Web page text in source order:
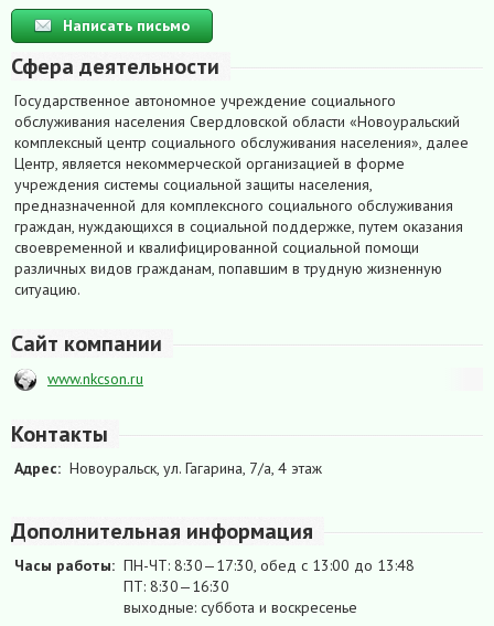
Написать письмо
Сфера деятельности
Государственное автономное учреждение социального
обслуживания населения Свердловской области «Новоуральский
комплексный центр социального обслуживания населения», далее
Центр, является некоммерческой организацией в форме
учреждения системы социальной защиты населения,
предназначенной для комплексного социального обслуживания
граждан, нуждающихся в социальной поддержке, путем оказания
своевременной и квалифицированной социальной помощи
различных видов гражданам, попавшим в трудную жизненную
ситуацию.
Сайт компании
www.nkcson.ru
Контакты
Адрес: Новоуральск, ул. Гагарина, 7/а, 4 этаж
Дополнительная информация
Часы работы: ПН-ЧТ: 8:30—17:30, обед с 13:00 до 13:48
ПТ: 8:30—16:30
выходные: суббота и воскресенье